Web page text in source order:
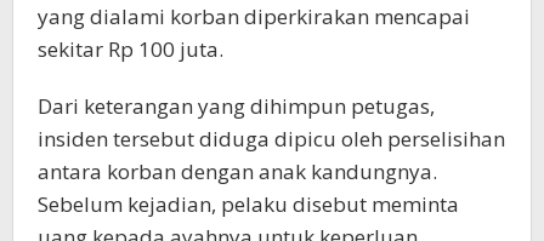
yang dialami korban diperkirakan mencapai
sekitar Rp 100 juta.
Dari keterangan yang dihimpun petugas,
insiden tersebut diduga dipicu oleh perselisihan
antara korban dengan anak kandungnya.
Sebelum kejadian, pelaku disebut meminta